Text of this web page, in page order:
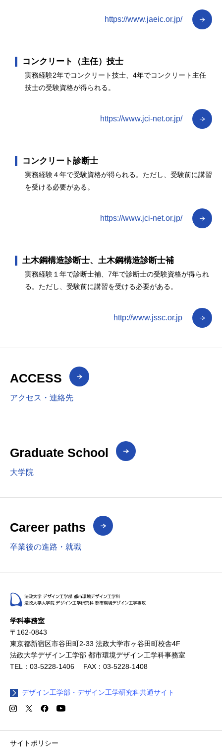
https://www.jaeic.or.jp/
コンクリート（主任）技士
実務経験2年でコンクリート技士、4年でコンクリート主任
技士の受験資格が得られる。
https://www.jci-net.or.jp/
コンクリート診断士
実務経験４年で受験資格が得られる。ただし、受験前に講習
を受ける必要がある。
https://www.jci-net.or.jp/
土木鋼構造診断士、土木鋼構造診断士補
実務経験１年で診断士補、7年で診断士の受験資格が得られ
る。ただし、受験前に講習を受ける必要がある。
http://www.jssc.or.jp
ACCESS
アクセス・連絡先
Graduate School
大学院
Career paths
卒業後の進路・就職
学科事務室
〒162-0843
東京都新宿区市谷田町2-33 法政大学市ヶ谷田町校舎4F
法政大学デザイン工学部 都市環境デザイン工学科事務室
TEL：03-5228-1406 FAX：03-5228-1408
デザイン工学部・デザイン工学研究科共通サイト
サイトポリシー